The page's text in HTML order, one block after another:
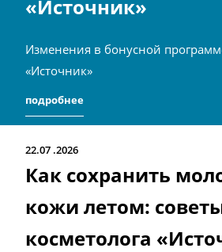
«Источник»
Изменения в бонусной
«Источник»
подробнее
22.07 2026
Как сохранить
кожи летом:
косметолога